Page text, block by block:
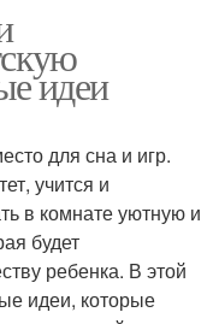
идеи
для сна и игр.
учится и
в комнате уютную и
будет
ребенка. В этой
идеи, которые